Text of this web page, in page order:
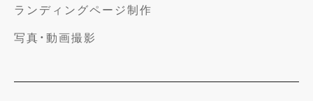
ランディングページ制作
写真・動画撮影